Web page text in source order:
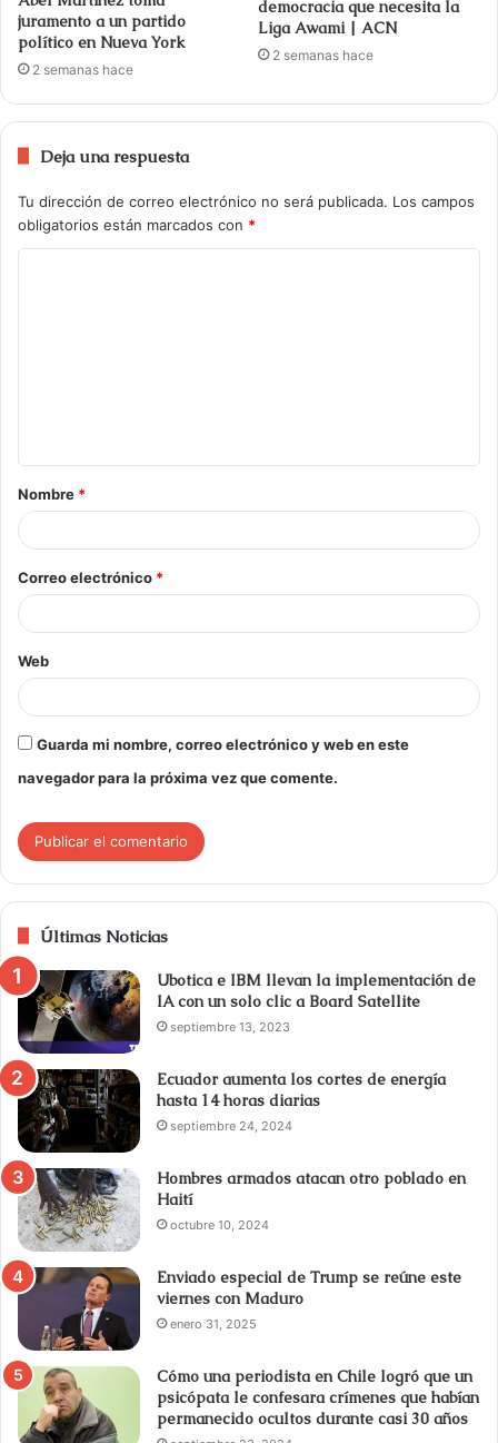
juramento a un partido
político en Nueva York
2 semanas hace
democracia que necesita la
Liga Awami | ACN
2 semanas hace
Deja una respuesta
Tu dirección de correo electrónico no será publicada. Los campos
obligatorios están marcados con *
Nombre *
Correo electrónico *
Web
Guarda mi nombre, correo electrónico y web en este
navegador para la próxima vez que comente.
Últimas Noticias
Ubotica e IBM llevan la implementación de
IA con un solo clic a Board Satellite
septiembre 13, 2023
Ecuador aumenta los cortes de energía
hasta 14 horas diarias
septiembre 24, 2024
Hombres armados atacan otro poblado en
Haití
octubre 10, 2024
Enviado especial de Trump se reúne este
viernes con Maduro
enero 31, 2025
Cómo una periodista en Chile logró que un
psicópata le confesara crímenes que habían
permanecido ocultos durante casi 30 años